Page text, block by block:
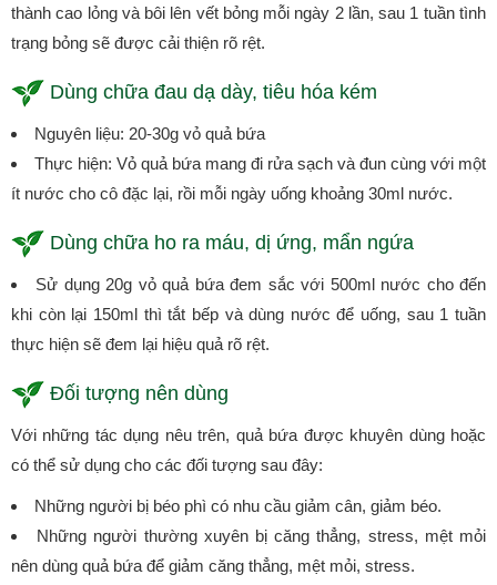
thành cao lỏng và bôi lên vết bỏng mỗi ngày 2 lần, sau 1 tuần tình
trạng bỏng sẽ được cải thiện rõ rệt.
Dùng chữa đau dạ dày, tiêu hóa kém
Nguyên liệu: 20-30g vỏ quả bứa
Thực hiện: Vỏ quả bứa mang đi rửa sạch và đun cùng với một
ít nước cho cô đặc lại, rồi mỗi ngày uống khoảng 30ml nước.
Dùng chữa ho ra máu, dị ứng, mẩn ngứa
Sử dụng 20g vỏ quả bứa đem sắc với 500ml nước cho đến
khi còn lại 150ml thì tắt bếp và dùng nước để uống, sau 1 tuần
thực hiện sẽ đem lại hiệu quả rõ rệt.
Đối tượng nên dùng
Với những tác dụng nêu trên, quả bứa được khuyên dùng hoặc
có thể sử dụng cho các đối tượng sau đây:
Những người bị béo phì có nhu cầu giảm cân, giảm béo.
Những người thường xuyên bị căng thẳng, stress, mệt mỏi
nên dùng quả bứa để giảm căng thẳng, mệt mỏi, stress.